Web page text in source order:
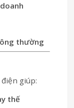
thường
giúp:
thế